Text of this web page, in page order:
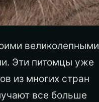
великолепными
Эти питомцы уже
из многих стран
все больше